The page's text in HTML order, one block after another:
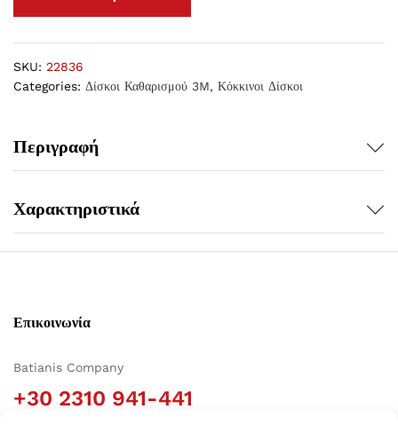
SKU: 22836
Categories: Δίσκοι Καθαρισμού 3M, Κόκκινοι Δίσκοι
Περιγραφή
Χαρακτηριστικά
Επικοινωνία
Batianis Company
+30 2310 941-441